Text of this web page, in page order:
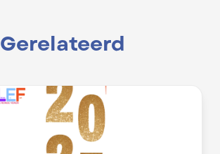
Gerelateerd